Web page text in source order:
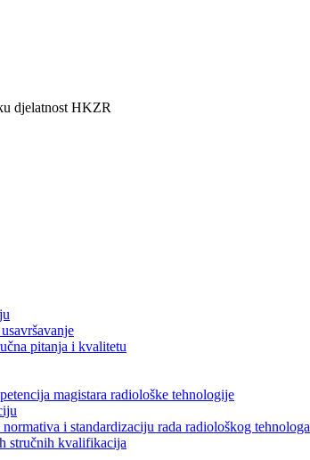
djelatnost HKZR
pitanja i kvalitetu
magistara radiološke tehnologije
i standardizaciju rada radiološkog tehnologa
stručnih kvalifikacija